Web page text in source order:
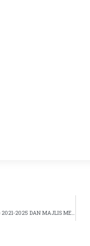
MAJLIS SIGN OFF PEMBANGUNAN PELAN STRATEGIK PENDIGITALAN (PSP) 2021-2025 DAN MAJLIS MENANDATANGANI PIAGAM PERUNDINGAN E-SYARIAH VERSI 3